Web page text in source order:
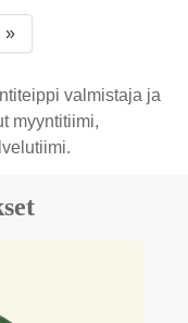
»
valmistaja ja
myyntitiimi,